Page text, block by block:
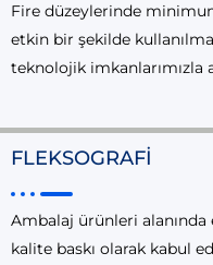
Fire düzeylerinde
etkin bir şekilde
teknolojik imkanlarımızla
FLEKSOGRAFI
Ambalaj ürünleri
kalite baskı olarak kabul